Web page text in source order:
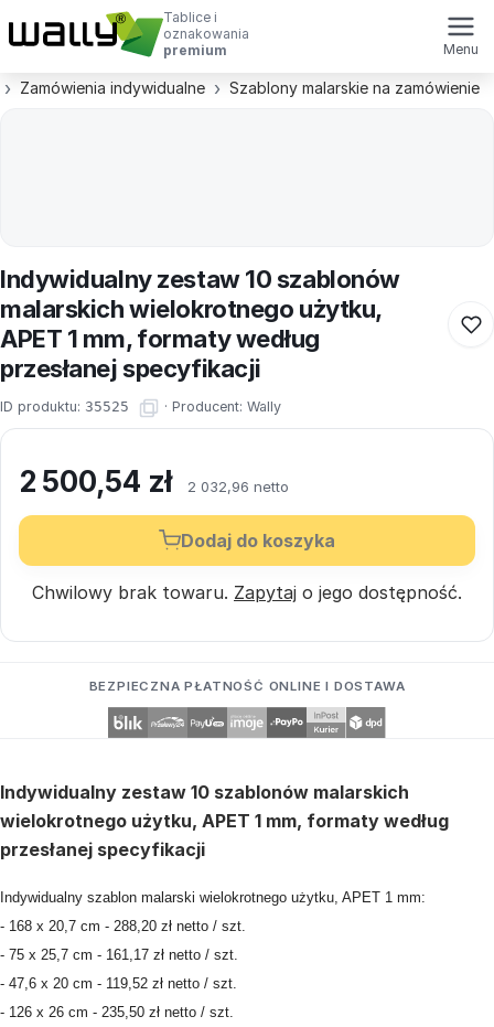
Tablice i
oznakowania
premium
Menu
Zamówienia indywidualne Szablony malarskie na zamówienie
Indywidualny zestaw 10 szablonów
malarskich wielokrotnego użytku,
APET 1 mm, formaty według
przesłanej specyfikacji
ID produktu: 35525 · Producent: Wally
2 500,54 zł 2 032,96 netto
Dodaj do koszyka
Chwilowy brak towaru. Zapytaj o jego dostępność.
BEZPIECZNA PŁATNOŚĆ ONLINE I DOSTAWA
Indywidualny zestaw 10 szablonów malarskich
wielokrotnego użytku, APET 1 mm, formaty według
przesłanej specyfikacji
Indywidualny szablon malarski wielokrotnego użytku, APET 1 mm:
- 168 x 20,7 cm - 288,20 zł netto / szt.
- 75 x 25,7 cm - 161,17 zł netto / szt.
- 47,6 x 20 cm - 119,52 zł netto / szt.
- 126 x 26 cm - 235,50 zł netto / szt.